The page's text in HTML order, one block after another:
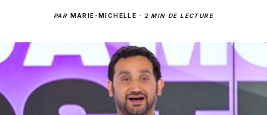
PAR MARIE-MICHELLE · 2 MIN DE LECTURE